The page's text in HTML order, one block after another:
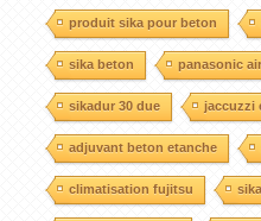
produit sika pour beton
sika beton panasonic
sikadur 30 due jaccuzzi
adjuvant beton etanche
climatisation fujitsu